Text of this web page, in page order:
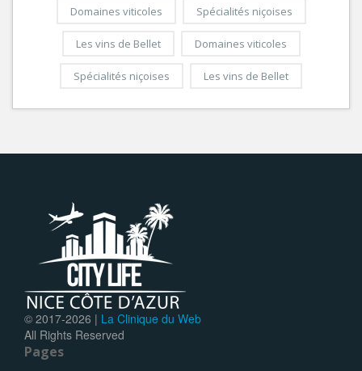
Domaines viticoles Spécialités niçoises
Les vins de Bellet Domaines viticoles
Spécialités niçoises Les vins de Bellet
© 2017-2026 | La Clinique du Web
All Rights Reserved
Pages